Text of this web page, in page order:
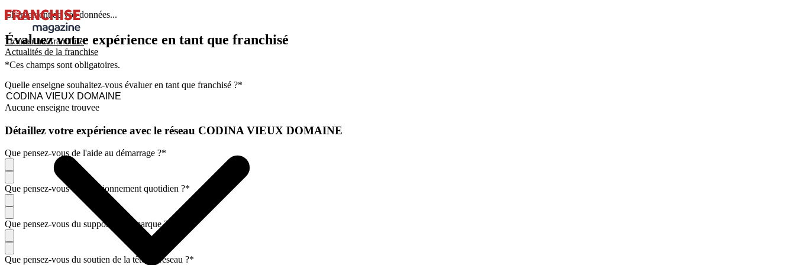
Trouver ma franchise
Actualités de la franchise
Chargement de vos données...
Évaluez votre expérience en tant que franchisé
*Ces champs sont obligatoires.
Quelle enseigne souhaitez-vous évaluer en tant que franchisé ?*
Aucune enseigne trouvee
Détaillez votre expérience avec le réseau CODINA VIEUX DOMAINE
Que pensez-vous de l'aide au démarrage ?*
Que pensez-vous du fonctionnement quotidien ?*
Que pensez-vous du support de la marque ?
Que pensez-vous du soutien de la tête de réseau ?*